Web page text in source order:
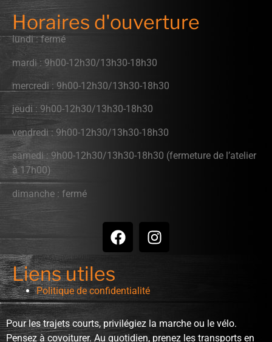
Horaires d'ouverture
lundi : fermé
mardi : 9h00-12h30/13h30-18h30
mercredi : 9h00-12h30/13h30-18h30
jeudi : 9h00-12h30/13h30-18h30
vendredi : 9h00-12h30/13h30-18h30
samedi : 9h00-12h30/13h30-18h30 (fermeture de l’atelier
à 17h00)
dimanche : fermé
Liens utiles
Politique de confidentialité
Pour les trajets courts, privilégiez la marche ou le vélo.
Pensez à covoiturer. Au quotidien, prenez les transports en